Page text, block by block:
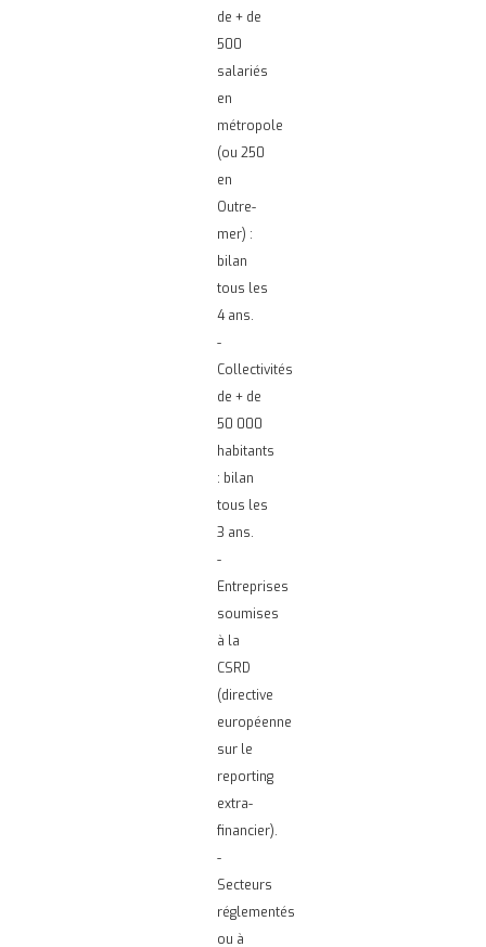
de + de
500
salariés
en
métropole
(ou 250
en
Outre-
mer) :
bilan
tous les
4 ans.
-
Collectivités
de + de
50 000
habitants
: bilan
tous les
3 ans.
-
Entreprises
soumises
à la
CSRD
(directive
européenne
sur le
reporting
extra-
financier).
-
Secteurs
réglementés
ou à